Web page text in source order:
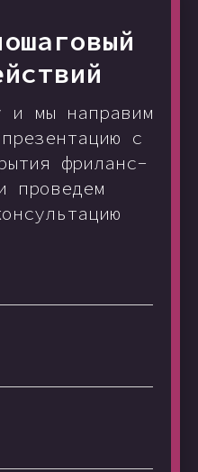
и мы направим
с
фриланс-
проведем